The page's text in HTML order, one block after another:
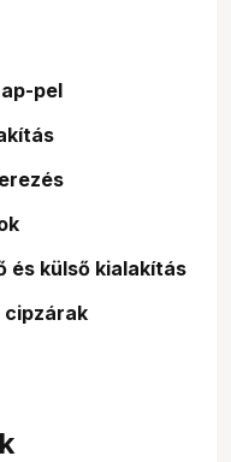
pel
és külső kialakítás
cipzárak